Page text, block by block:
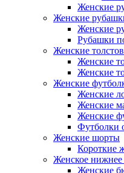
Женские
Женские
Женские
Рубашки
Женские
Женские
Женские
Женские
Женские
Женские
Женские
Футболки
Женские шорты
Короткие
Женское нижнее
Женские